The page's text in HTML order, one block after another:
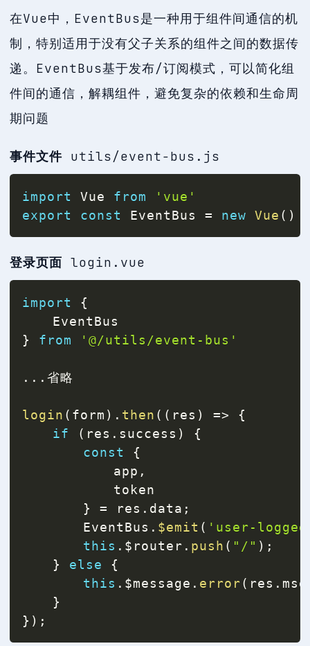
在Vue中，EventBus是一种用于组件间通信的机
制，特别适用于没有父子关系的组件之间的数据传
递。EventBus基于发布/订阅模式，可以简化组
件间的通信，解耦组件，避免复杂的依赖和生命周
期问题
事件文件 utils/event-bus.js
import Vue from
'vue'
export
const EventBus = new Vue ( )
登录页面 login.vue
import
{
}
from '@/utils/event-bus'
...省略
login ( form ) . then ( ( res ) =>
{
if
( res . success )
{
const
{
			app
,
}
= res . data ;
		EventBus
. $emit ( 'user-
this . $router . push ( "/" ) ;
}
else
{
this . $message . error( res . msg
}
} ) ;